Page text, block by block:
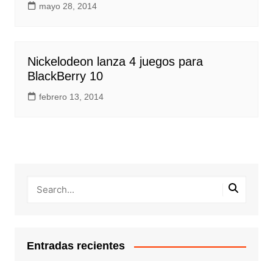
mayo 28, 2014
Nickelodeon lanza 4 juegos para
BlackBerry 10
febrero 13, 2014
Entradas recientes